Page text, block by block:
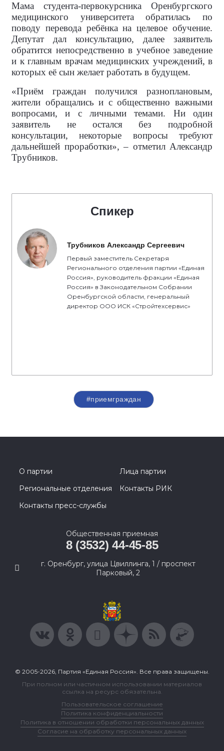
Мама студента-первокурсника Оренбургского
медицинского университета обратилась по
поводу перевода ребёнка на целевое обучение.
Депутат дал консультацию, далее заявитель
обратится непосредственно в учебное заведение
и к главным врачам медицинских учреждений, в
которых её сын желает работать в будущем.
«Приём граждан получился разноплановым,
жители обращались и с общественно важными
вопросами, и с личными темами. Ни один
заявитель не остался без подробной
консультации, некоторые вопросы требуют
дальнейшей проработки», – отметил Александр
Трубников.
Спикер
Трубников Александр Сергеевич
Первый заместитель Секретаря
Регионального отделения партии «Единая
Россия», руководитель фракции «Единая
Россия» в Законодательном Собрании
Оренбургской области, генеральный
директор ООО ИСК «Стройтехсервис»
#приемграждан
О партии
Лица партии
Региональные отделения
Контакты РИК
Контакты пресс-службы
Общественная приемная
8 (3532) 44-45-85
г. Оренбург, улица Цвиллинга, 1 / проспект
Парковый, 2
© 2005-2026, Партия «Единая Россия». Все права защищены.
При полном или частичном использовании материалов
ссылка на ресурс обязательна.
Пользовательское соглашение
Политика конфиденциальности
Политика в отношении обработки персональных данных
Согласие на обработку персональных данных